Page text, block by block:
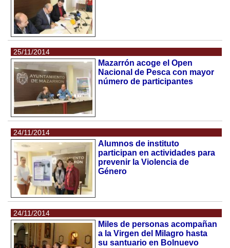
25/11/2014
Mazarrón acoge el Open
Nacional de Pesca con mayor
número de participantes
24/11/2014
Alumnos de instituto
participan en actividades para
prevenir la Violencia de
Género
24/11/2014
Miles de personas acompañan
a la Virgen del Milagro hasta
su santuario en Bolnuevo